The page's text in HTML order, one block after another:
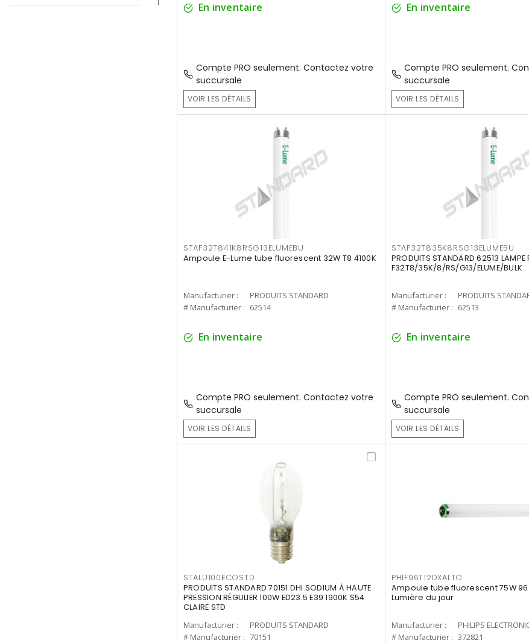
En inventaire
Compte PRO seulement. Contactez votre
succursale
VOIR LES DÉTAILS
En inventaire
Compte PRO seulement.
succursale
VOIR LES DÉTAILS
STAF32T841K8RSG13ELUMEBU
Ampoule E-Lume tube fluorescent 32W T8 4100K
Manufacturier :
PRODUITS STANDARD
# Manufacturier : 62514
En inventaire
Compte PRO seulement. Contactez votre
succursale
VOIR LES DÉTAILS
STAF32T835K8RSG13ELUMEBU
PRODUITS STANDARD 62513 LAMPE
F32T8/35K/8/RS/G13/ELUME/BULK
Manufacturier :
PRODUITS
# Manufacturier : 62513
En inventaire
Compte PRO seulement.
succursale
VOIR LES DÉTAILS
STALU100ECOSTD
PRODUITS STANDARD 70151 DHI SODIUM À HAUTE
PRESSION RÉGULIER 100W ED23.5 E39 1900K S54
CLAIRE STD
Manufacturier :
PRODUITS STANDARD
# Manufacturier : 70151
PHIF96T12DXALTO
Ampoule tube fluorescent 75W 96
Lumière du jour
Manufacturier :
PHILIPS
# Manufacturier : 372821